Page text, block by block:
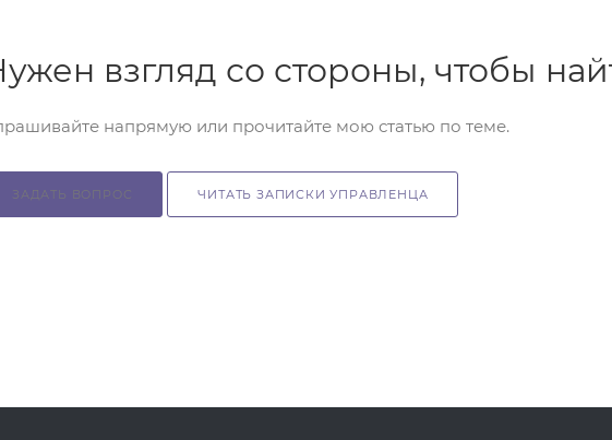
взгляд со стороны, чтобы
напрямую или прочитайте мою статью по теме.
ЗАДАТЬ ВОПРОС ЧИТАТЬ ЗАПИСКИ УПРАВЛЕНЦА